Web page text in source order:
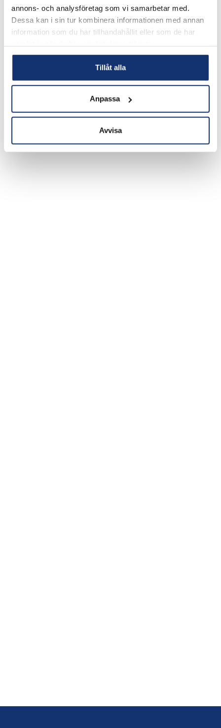
annons- och analysföretag som vi samarbetar med.
Dessa kan i sin tur kombinera informationen med annan
information som du har tillhandahållit eller som de har
Tillåt alla
Anpassa
Avvisa